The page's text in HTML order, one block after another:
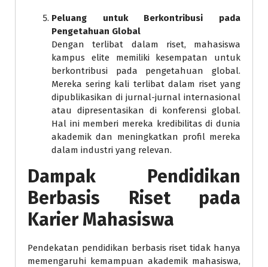
Peluang untuk Berkontribusi pada
Pengetahuan Global
Dengan terlibat dalam riset, mahasiswa
kampus elite memiliki kesempatan untuk
berkontribusi pada pengetahuan global.
Mereka sering kali terlibat dalam riset yang
dipublikasikan di jurnal-jurnal internasional
atau dipresentasikan di konferensi global.
Hal ini memberi mereka kredibilitas di dunia
akademik dan meningkatkan profil mereka
dalam industri yang relevan.
Dampak Pendidikan
Berbasis Riset pada
Karier Mahasiswa
Pendekatan pendidikan berbasis riset tidak hanya
memengaruhi kemampuan akademik mahasiswa,